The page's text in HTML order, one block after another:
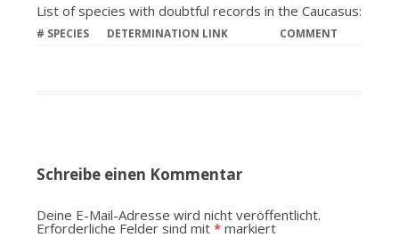
List of species with doubtful records in the Caucasus:
# SPECIES DETERMINATION LINK COMMENT
Schreibe einen Kommentar
Deine E-Mail-Adresse wird nicht veröffentlicht.
Erforderliche Felder sind mit *markiert